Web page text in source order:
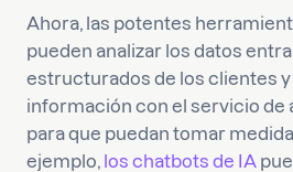
Ahora, las potentes
pueden analizar los datos
estructurados de los clientes
información con el servicio de
para que puedan tomar
ejemplo, los chatbots de IA